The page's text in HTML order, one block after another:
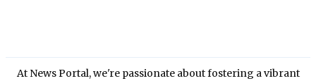
At News Portal, we're passionate about fostering a vibrant